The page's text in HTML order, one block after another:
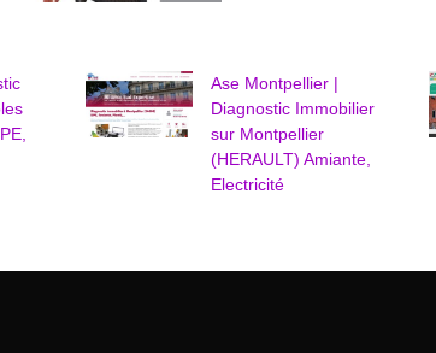
Ase Montpellier |
Diagnostic Immobilier
sur Montpellier
(HERAULT) Amiante,
Electricité